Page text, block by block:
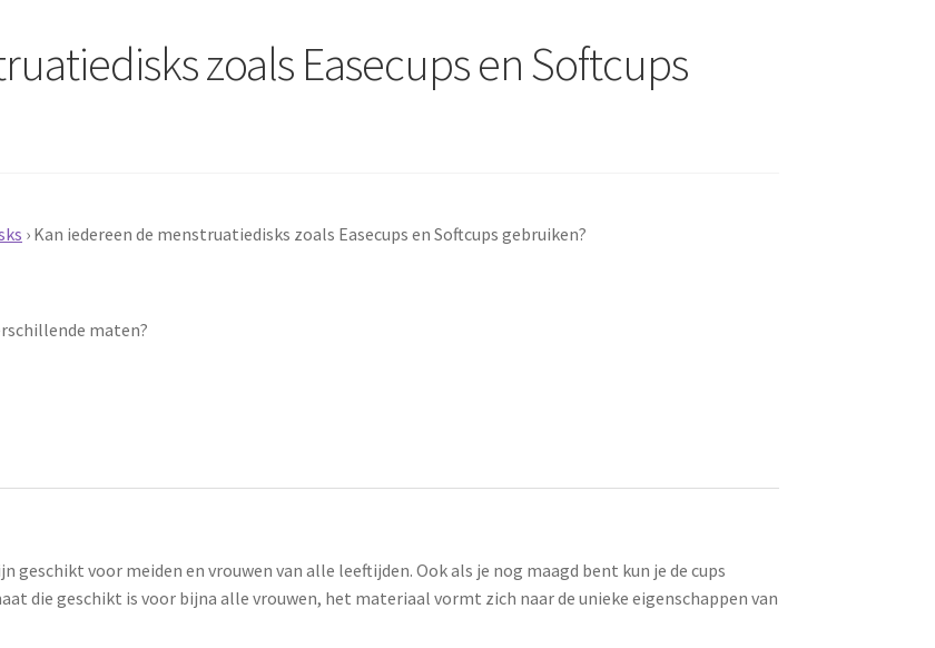
zoals Easecups en Softcups
› Kan iedereen de menstruatiedisks zoals Easecups en Softcups gebruiken?
maten?
geschikt voor meiden en vrouwen van alle leeftijden. Ook als je nog maagd bent kun je de cups
die geschikt is voor bijna alle vrouwen, het materiaal vormt zich naar de unieke eigenschappen van